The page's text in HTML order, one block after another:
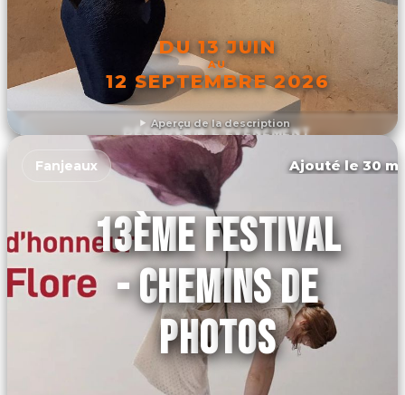
Aperçu de la description
DU 13 JUIN
AU
12 SEPTEMBRE 2026
DÉCOUVRIR L'ÉVÉNEMENT
Fanjeaux Ajouté le 30
13ÈME FESTIVAL
- CHEMINS DE
PHOTOS